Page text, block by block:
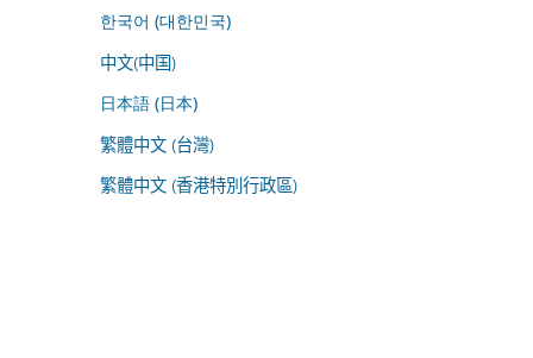
한국어 (대한민국)
中文(中国)
日本語 (日本)
繁體中文 (台灣)
繁體中文 (香港特別行政區)